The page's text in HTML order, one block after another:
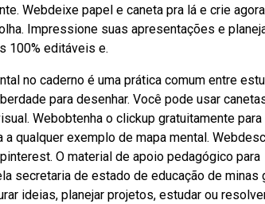
Webdeixe papel e caneta pra lá e crie
Impressione suas apresentações e
100% editáveis e.
no caderno é uma prática comum entre
para desenhar. Você pode usar
Webobtenha o clickup gratuitamente
qualquer exemplo de mapa mental.
O material de apoio pedagógico para
secretaria de estado de educação de minas
ideias, planejar projetos, estudar ou